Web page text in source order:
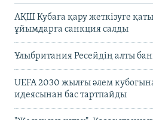
АҚШ Кубаға қару жеткізуге
ұйымдарға санкция салды
Ұлыбритания Ресейдің алты
UEFA 2030 жылғы әлем
идеясынан бас тартпайды